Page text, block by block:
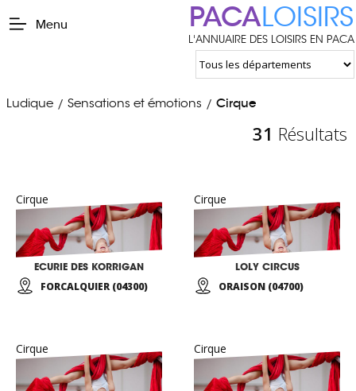
Menu PACALOISIRS
L'ANNUAIRE DES LOISIRS EN PACA
Ludique / Sensations et émotions / Cirque
31 Résultats
Cirque
ECURIE DES KORRIGAN
FORCALQUIER (04300)
Cirque
LOLY CIRCUS
ORAISON (04700)
Cirque Cirque